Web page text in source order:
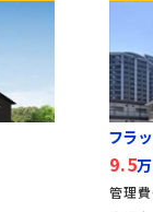
フラ
9.5
管理